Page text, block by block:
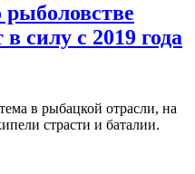
силу с 2019 года
в рыбацкой отрасли, на
страсти и баталии.